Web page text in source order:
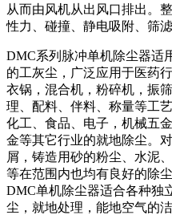
从而由风机从出风口排出。
性力、碰撞、静电吸附、筛
DMC系列脉冲单机除尘器适
的工灰尘，广泛应用于医药
衣锅，混合机，粉碎机，振
理、配料、伴料、称量等工
化工、食品、电子，机械五
金等其它行业的就地除尘。
屑，铸造用砂的粉尘、水泥
等在范围内也均有良好的除
DMC单机除尘器适合各种独
尘，就地处理，能地空气的